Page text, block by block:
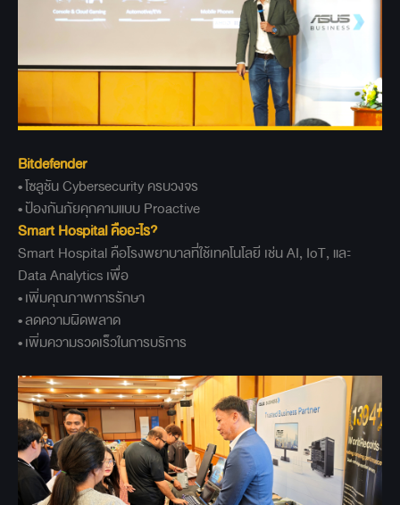
Bitdefender
• โซลูชัน Cybersecurity ครบวงจร
• ป้องกันภัยคุกคามแบบ Proactive
Smart Hospitalคืออะไร?
Smart Hospital คือโรงพยาบาลที่ใช้เทคโนโลยี เช่น AI, IoT, และ
Data Analytics เพื่อ
• เพิ่มคุณภาพการรักษา
• ลดความผิดพลาด
• เพิ่มความรวดเร็วในการบริการ